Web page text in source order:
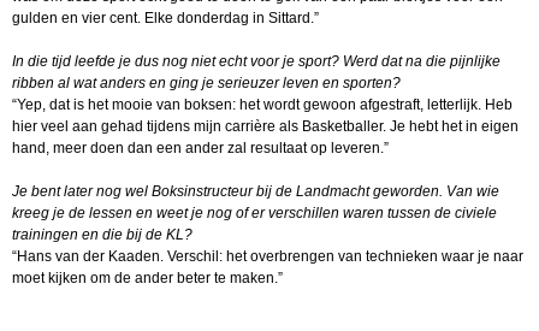
gulden en vier cent. Elke donderdag in Sittard.”
In die tijd leefde je dus nog niet echt voor je sport? Werd dat na die pijnlijke
ribben al wat anders en ging je serieuzer leven en sporten?
“Yep, dat is het mooie van boksen: het wordt gewoon afgestraft, letterlijk. Heb
hier veel aan gehad tijdens mijn carrière als Basketballer. Je hebt het in eigen
hand, meer doen dan een ander zal resultaat op leveren.”
Je bent later nog wel Boksinstructeur bij de Landmacht geworden. Van wie
kreeg je de lessen en weet je nog of er verschillen waren tussen de civiele
trainingen en die bij de KL?
“Hans van der Kaaden. Verschil: het overbrengen van technieken waar je naar
moet kijken om de ander beter te maken.”